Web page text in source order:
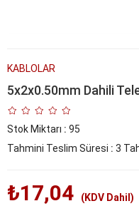
KABLOLAR
5x2x0.50mm Dahili
Stok Miktarı : 95
Tahmini Teslim Süresi : 3
₺17,04
(KDV Dahil)